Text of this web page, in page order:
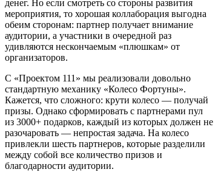
денег. Но если смотреть со стороны развития
мероприятия, то хорошая коллаборация выгодна
обеим сторонам: партнер получает внимание
аудитории, а участники в очередной раз
удивляются нескончаемым «плюшкам» от
организаторов.
С «Проектом 111» мы реализовали довольно
стандартную механику «Колесо Фортуны».
Кажется, что сложного: крути колесо — получай
призы. Однако сформировать с партнерами пул
из 3000+ подарков, каждый из которых должен не
разочаровать — непростая задача. На колесо
привлекли шесть партнеров, которые разделили
между собой все количество призов и
благодарности аудитории.